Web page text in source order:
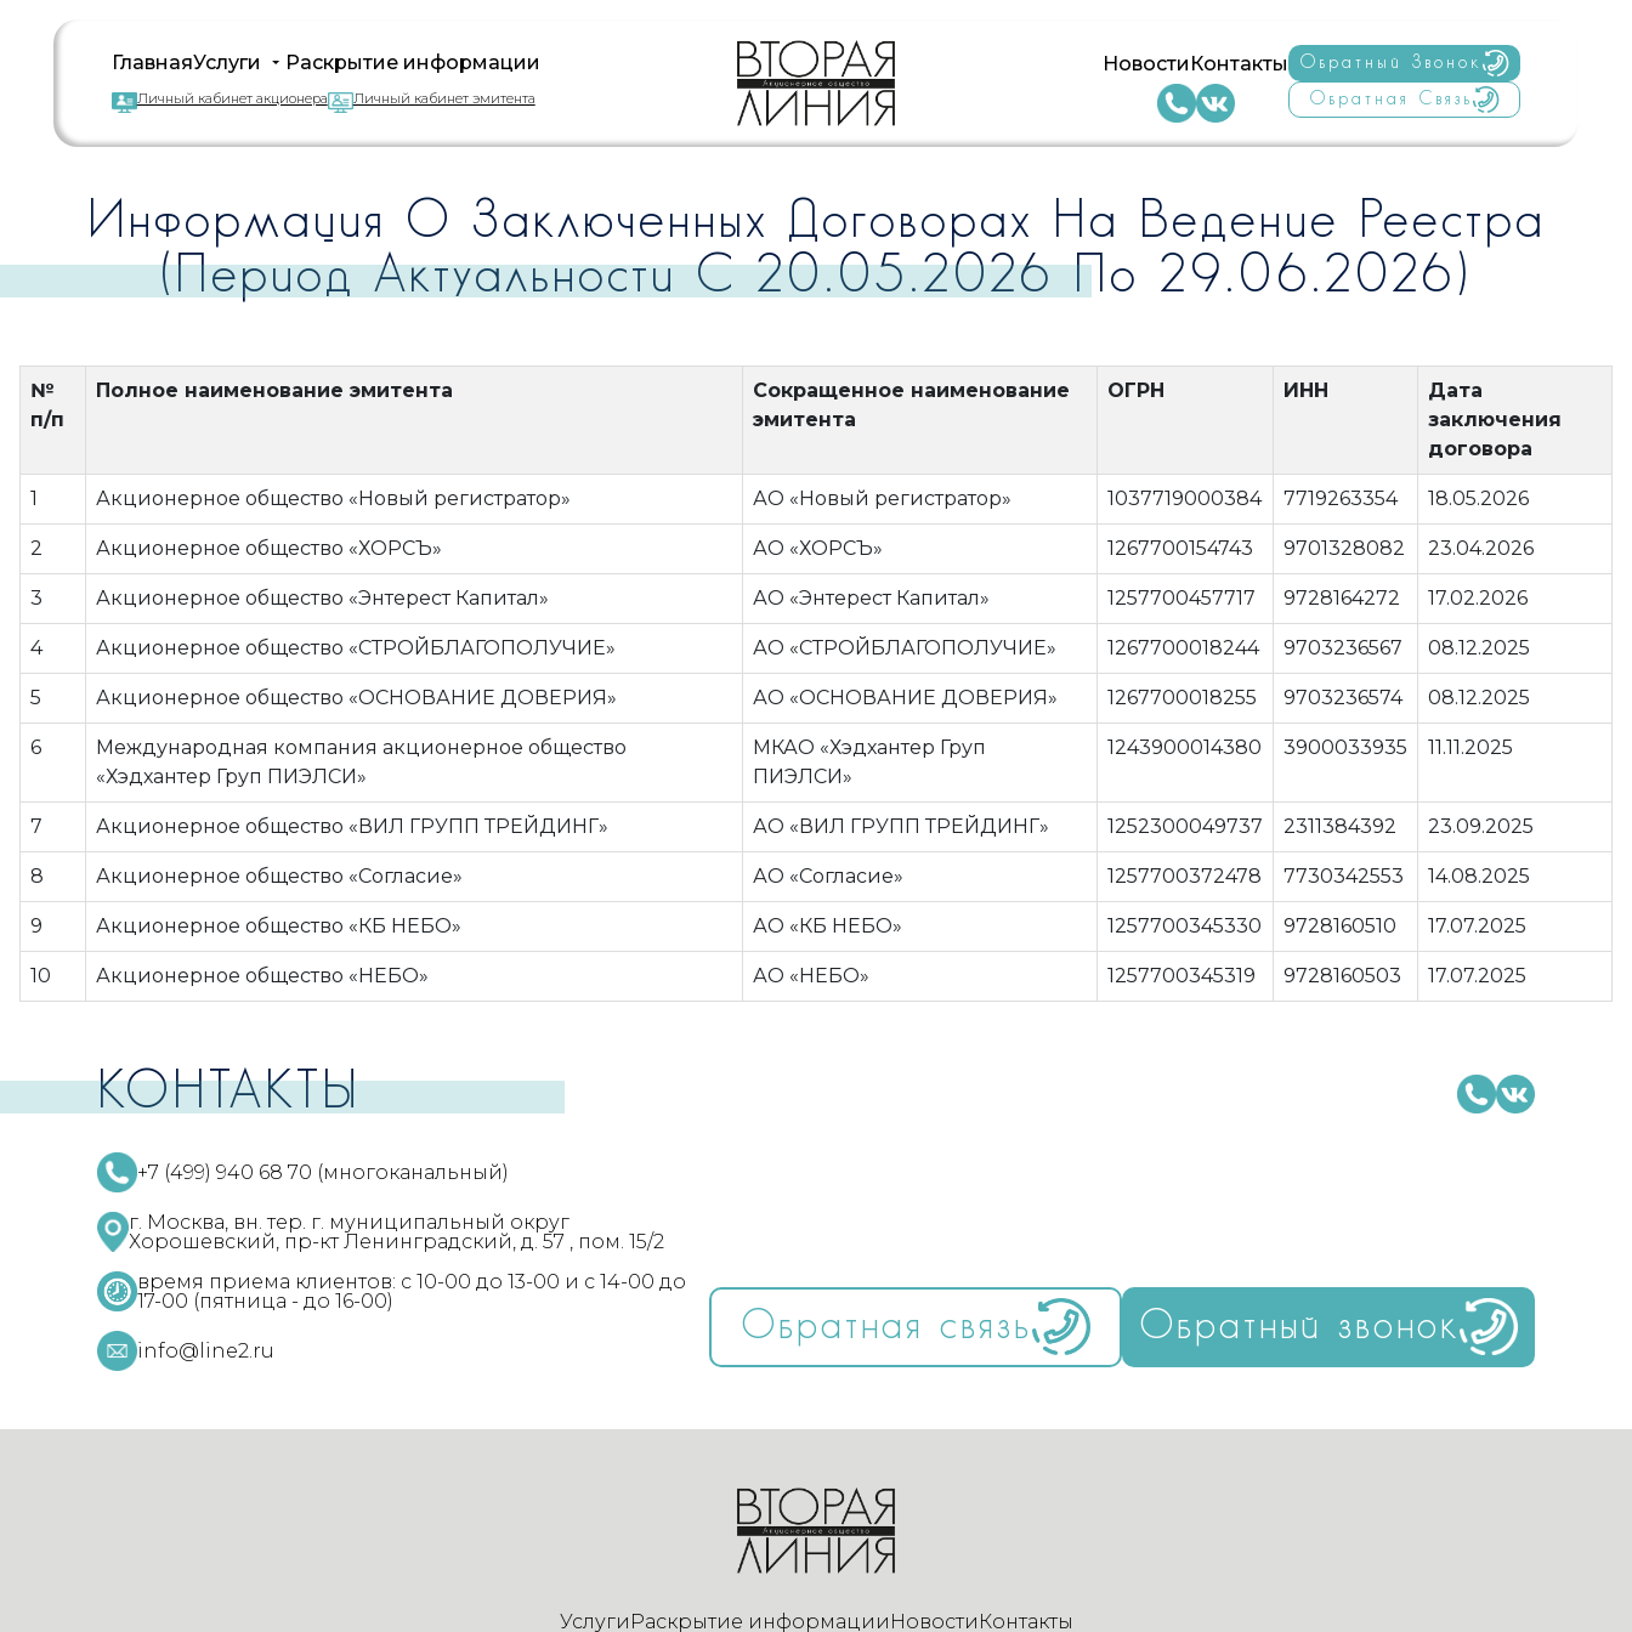
ГлавнаяУслуги Раскрытие информации
Личный кабинет акционера Личный кабинет эмитента
Новости Контакты
Обратный Звонок
Обратная Связь
Информация О Заключенных Договорах На Ведение Реестра
(период Актуальности С 20.05.2026 По 29.06.2026)
№
п/п
Полное наименование эмитента
Сокращенное наименование
эмитента
ОГРН ИНН
Дата
заключения
договора
1 Акционерное общество «Новый регистратор» АО «Новый регистратор» 1037719000384 7719263354 18.05.2026
2 Акционерное общество «ХОРСЪ» АО «ХОРСЪ» 1267700154743 9701328082 23.04.2026
3 Акционерное общество «Энтерест Капитал» АО «Энтерест Капитал» 1257700457717 9728164272 17.02.2026
4 Акционерное общество «СТРОЙБЛАГОПОЛУЧИЕ» АО «СТРОЙБЛАГОПОЛУЧИЕ» 1267700018244 9703236567 08.12.2025
5 Акционерное общество «ОСНОВАНИЕ ДОВЕРИЯ» АО «ОСНОВАНИЕ ДОВЕРИЯ» 1267700018255 9703236574 08.12.2025
6
Международная компания акционерное общество
«Хэдхантер Груп ПИЭЛСИ»
МКАО «Хэдхантер Груп
ПИЭЛСИ»
1243900014380 3900033935 11.11.2025
7 Акционерное общество «ВИЛ ГРУПП ТРЕЙДИНГ» АО «ВИЛ ГРУПП ТРЕЙДИНГ» 1252300049737 2311384392 23.09.2025
8 Акционерное общество «Согласие» АО «Согласие» 1257700372478 7730342553 14.08.2025
9 Акционерное общество «КБ НЕБО» АО «КБ НЕБО» 1257700345330 9728160510 17.07.2025
10 Акционерное общество «НЕБО» АО «НЕБО» 1257700345319 9728160503 17.07.2025
КОНТАКТЫ
+7 (499) 940 68 70 (многоканальный)
г. Москва, вн. тер. г. муниципальный округ
Хорошевский, пр-кт Ленинградский, д. 57 , пом. 15/2
время приема клиентов: с 10-00 до 13-00 и с 14-00 до
17-00 (пятница - до 16-00)
info@line2.ru
Обратная связь Обратный звонок
Услуги Раскрытие информации Новости Контакты